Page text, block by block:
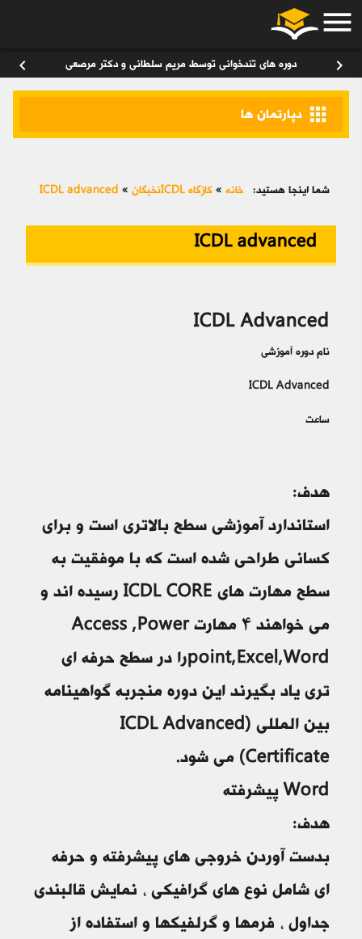
menu
chevron_right دوره های تندخوانی توسط مریم سلطانی و دکتر مرصعی chevron_left
apps دپارتمان ها
شما اینجا هستید: خانه » کازگاه ICDLنخبگان »
ICDL advanced
ICDL advanced
ICDL Advanced
نام دوره آموزشی
ICDL Advanced
ساعت
هدف:
استاندارد آموزشى سطح بالاتری است و برای
کسانی طراحی شده است که با موفقیت به
سطح مهارت های ICDL CORE رسیده اند و
می خواهند ۴ مهارت Access ,Power
point,Excel,Wordرا در سطح حرفه ای
تری یاد بگیرند این دوره منجربه گواهینامه
بین المللی (ICDL Advanced
(Certificate مي شود.
Word پیشرفته
هدف:
بدست آوردن خروجی های پیشرفته و حرفه
ای شامل نوع های گرافیکی ، نمایش قالبندی
جداول ، فرمها و گرلفیکها و استفاده از